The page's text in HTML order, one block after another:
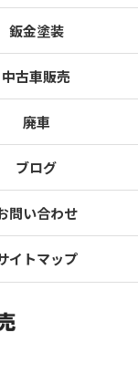
鈑金塗装
中古車販売
廃車
ブログ
問い合わせ
イトマップ